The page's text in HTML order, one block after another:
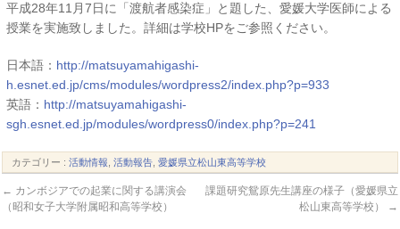
平成28年11月7日に「渡航者感染症」と題した、愛媛大学医師による
授業を実施致しました。詳細は学校HPをご参照ください。
日本語： http://matsuyamahigashi-
h.esnet.ed.jp/cms/modules/wordpress2/index.php?p=933
英語： http://matsuyamahigashi-
sgh.esnet.ed.jp/modules/wordpress0/index.php?p=241
カテゴリー :活動情報 ,活動報告 ,愛媛県立松山東高等学校
← カンボジアでの起業に関する講演会
（昭和女子大学附属昭和高等学校）
課題研究鴛原先生講座の様子（愛媛県立
松山東高等学校）
→